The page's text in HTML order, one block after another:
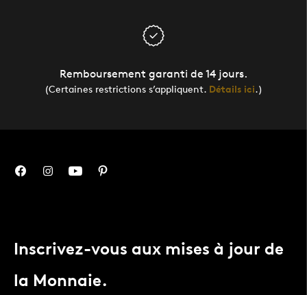
Remboursement garanti de 14 jours.
(Certaines restrictions s’appliquent. Détails ici.)
Inscrivez-vous aux mises à jour de
la Monnaie.